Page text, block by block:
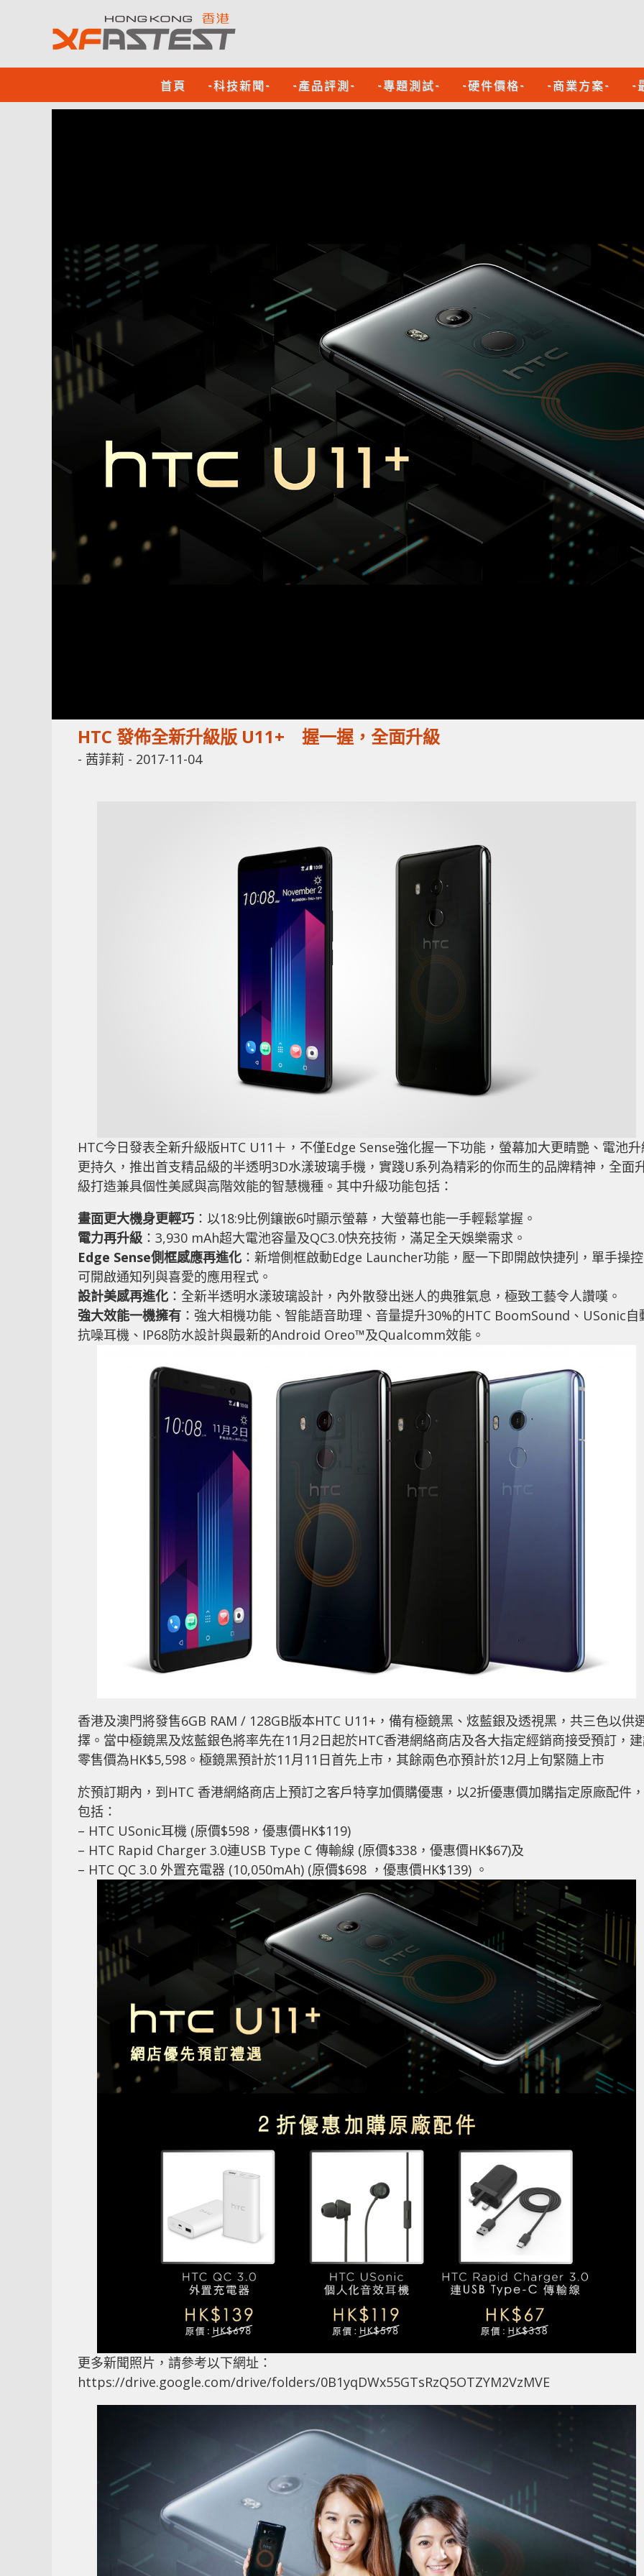
首頁 -科技新聞- -產品評測- -專題測試- -硬件價格- -商業方案- -
HTC 發佈全新升級版 U11+ 握一握，全面升級
- 茜菲莉 - 2017-11-04
HTC今日發表全新升級版HTC U11＋，不僅Edge Sense強化握一下功能，螢幕加大更睛艷、電池升
更持久，推出首支精品級的半透明3D水漾玻璃手機，實踐U系列為精彩的你而生的品牌精神，全面
級打造兼具個性美感與高階效能的智慧機種。其中升級功能包括：
畫面更大機身更輕巧 ：以18:9比例鑲嵌6吋顯示螢幕，大螢幕也能一手輕鬆掌握。
電力再升級 ：3,930 mAh超大電池容量及QC3.0快充技術，滿足全天娛樂需求。
Edge Sense側框感應再進化 ：新增側框啟動Edge Launcher功能，壓一下即開啟快捷列，單手操控
可開啟通知列與喜愛的應用程式。
設計美感再進化 ：全新半透明水漾玻璃設計，內外散發出迷人的典雅氣息，極致工藝令人讚嘆。
強大效能一機擁有 ：強大相機功能、智能語音助理、音量提升30%的HTC BoomSound、USonic自
抗噪耳機、IP68防水設計與最新的Android Oreo™及Qualcomm效能。
香港及澳門將發售6GB RAM / 128GB版本HTC U11+，備有極鏡黑、炫藍銀及透視黑，共三色以供
擇。當中極鏡黑及炫藍銀色將率先在11月2日起於HTC香港網絡商店及各大指定經銷商接受預訂，
零售價為HK$5,598。極鏡黑預計於11月11日首先上市，其餘兩色亦預計於12月上旬緊隨上市
於預訂期內，到HTC 香港網絡商店上預訂之客戶特享加價購優惠，以2折優惠價加購指定原廠配件，
包括：
– HTC USonic耳機 (原價$598，優惠價HK$119)
– HTC Rapid Charger 3.0連USB Type C 傳輸線 (原價$338，優惠價HK$67)及
– HTC QC 3.0 外置充電器 (10,050mAh) (原價$698 ，優惠價HK$139) 。
更多新聞照片，請參考以下網址：
https://drive.google.com/drive/folders/0B1yqDWx55GTsRzQ5OTZYM2VzMVE